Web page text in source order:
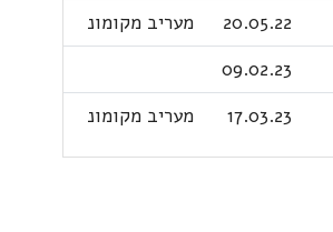
20.05.22
מעריב מקומונ
09.02.23
17.03.23 מעריב מקומונ